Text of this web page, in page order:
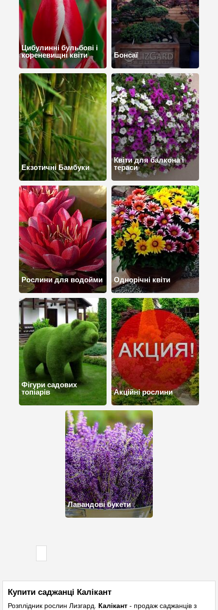
Цибулинні бульбові і
кореневищні квіти
Бонсаї
Екзотичні Бамбуки
Квіти для балкона і
тераси
Рослини для водойми Однорічні квіти
Фігури садових
топіарів
Акційні рослини
Лавандові букети
Купити саджанці Калікант
Розплідник рослин Лизгард. Калікант - продаж саджанців з